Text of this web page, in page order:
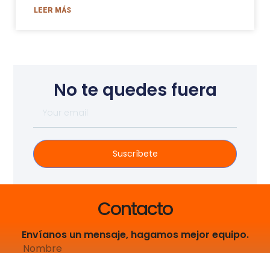
LEER MÁS
No te quedes fuera
Suscríbete
Contacto
Envíanos un mensaje, hagamos mejor equipo.